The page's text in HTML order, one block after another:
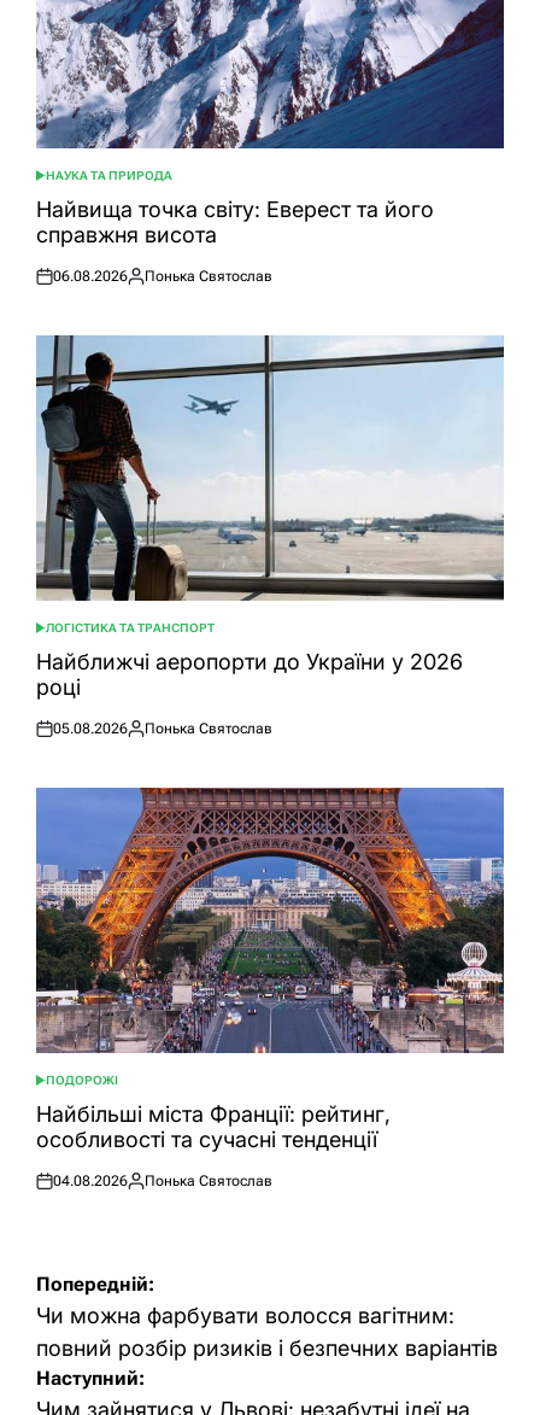
ОПУБЛІКУВАТИ
У
НАУКА ТА ПРИРОДА
Найвища точка світу: Еверест та його
справжня висота
Оприлюднено
06.08.2026
Опубліковано
Понька Святослав
ОПУБЛІКУВАТИ
У
ЛОГІСТИКА ТА ТРАНСПОРТ
Найближчі аеропорти до України у 2026
році
Оприлюднено
05.08.2026
Опубліковано
Понька Святослав
ОПУБЛІКУВАТИ
У
ПОДОРОЖІ
Найбільші міста Франції: рейтинг,
особливості та сучасні тенденції
Оприлюднено
04.08.2026
Опубліковано
Понька Святослав
Навігація
записів
Попередній:
Чи можна фарбувати волосся вагітним:
повний розбір ризиків і безпечних варіантів
Наступний:
Чим зайнятися у Львові: незабутні ідеї на